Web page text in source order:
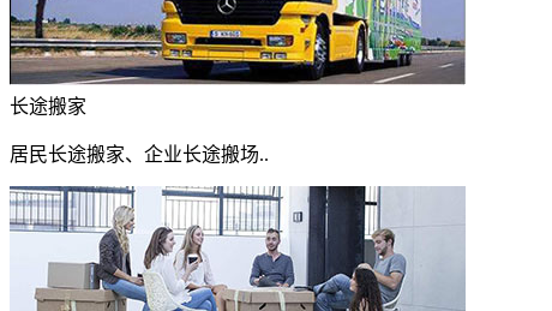
长途搬家
居民长途搬家、企业长途搬场..